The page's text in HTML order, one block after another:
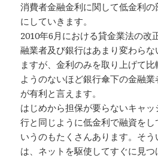
消費者金融金利に関して低金利
にしていきます。
2010年6月における貸金業法の改
融業者及び銀行はあまり変わら
ますが、金利のみを取り上げて
ようのないほど銀行傘下の金融
が有利と言えます。
はじめから担保が要らないキャ
行と同じように低金利で融資を
いうのもたくさんあります。そ
は、ネットを駆使してすぐに見つ